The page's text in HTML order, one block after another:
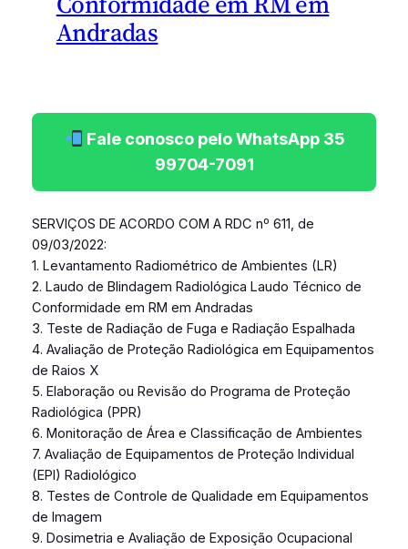
Andradas
Fale conosco pelo WhatsApp 35
99704-7091
SERVIÇOS DE ACORDO COM A RDC nº 611, de
09/03/2022:
1. Levantamento Radiométrico de Ambientes (LR)
2. Laudo de Blindagem Radiológica Laudo Técnico de
Conformidade em RM em Andradas
3. Teste de Radiação de Fuga e Radiação Espalhada
4. Avaliação de Proteção Radiológica em Equipamentos
de Raios X
5. Elaboração ou Revisão do Programa de Proteção
Radiológica (PPR)
6. Monitoração de Área e Classificação de Ambientes
7. Avaliação de Equipamentos de Proteção Individual
(EPI) Radiológico
8. Testes de Controle de Qualidade em Equipamentos
de Imagem
9. Dosimetria e Avaliação de Exposição Ocupacional